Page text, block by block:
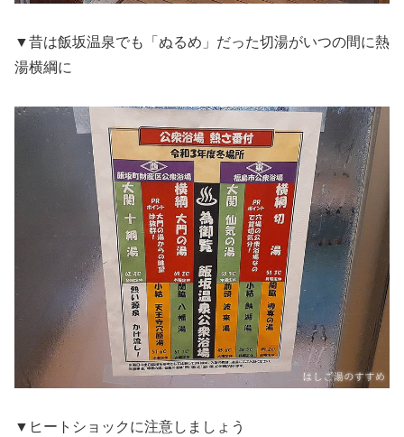
▼昔は飯坂温泉でも「ぬるめ」だった切湯がいつの間に熱
湯横綱に
▼ヒートショックに注意しましょう